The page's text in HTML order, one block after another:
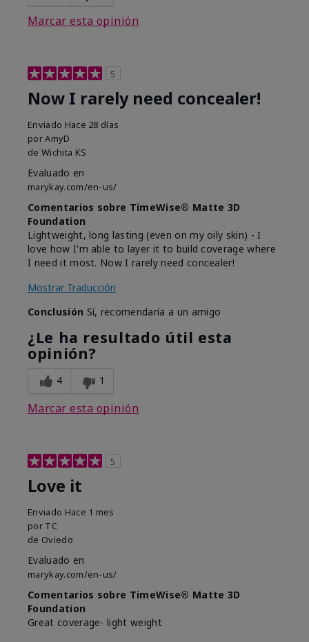
Marcar esta opinión
5
Now I rarely need concealer!
Enviado Hace 28 días
porAmyD
de Wichita KS
Evaluado en
marykay.com/en-us/
Comentarios sobre TimeWise® Matte 3D
Foundation
Lightweight, long lasting (even on my oily skin) - I
love how I'm able to layer it to build coverage where
I need it most. Now I rarely need concealer!
Mostrar Traducción
Conclusión Sí, recomendaría a un amigo
¿Le ha resultado útil esta
opinión?
4 1
Marcar esta opinión
5
Love it
Enviado Hace 1 mes
por TC
de Oviedo
Evaluado en
marykay.com/en-us/
Comentarios sobre TimeWise® Matte 3D
Foundation
Great coverage- light weight